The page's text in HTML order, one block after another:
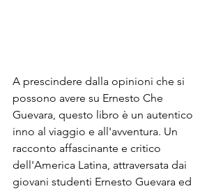
A prescindere dalla opinioni che si
possono avere su Ernesto Che
Guevara, questo libro è un autentico
inno al viaggio e all'avventura. Un
racconto affascinante e critico
dell'America Latina, attraversata dai
giovani studenti Ernesto Guevara ed